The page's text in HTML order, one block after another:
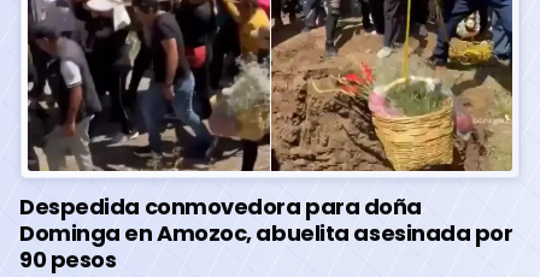
Despedida conmovedora para doña
Dominga en Amozoc, abuelita asesinada por
90 pesos